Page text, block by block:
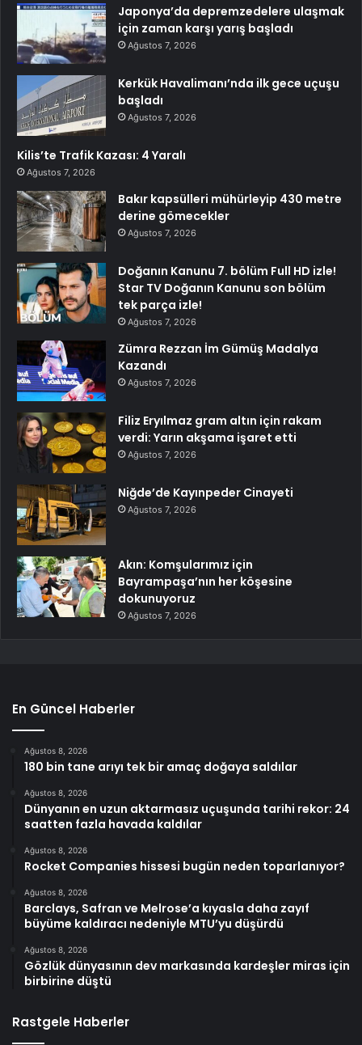
Japonya’da depremzedelere ulaşmak
için zaman karşı yarış başladı
Ağustos 7, 2026
Kerkük Havalimanı’nda ilk gece uçuşu
başladı
Ağustos 7, 2026
Kilis’te Trafik Kazası: 4 Yaralı
Ağustos 7, 2026
Bakır kapsülleri mühürleyip 430 metre
derine gömecekler
Ağustos 7, 2026
Doğanın Kanunu 7. bölüm Full HD izle!
Star TV Doğanın Kanunu son bölüm
tek parça izle!
Ağustos 7, 2026
Zümra Rezzan İm Gümüş Madalya
Kazandı
Ağustos 7, 2026
Filiz Eryılmaz gram altın için rakam
verdi: Yarın akşama işaret etti
Ağustos 7, 2026
Niğde’de Kayınpeder Cinayeti
Ağustos 7, 2026
Akın: Komşularımız için
Bayrampaşa’nın her köşesine
dokunuyoruz
Ağustos 7, 2026
En Güncel Haberler
Ağustos 8, 2026
180 bin tane arıyı tek bir amaç doğaya saldılar
Ağustos 8, 2026
Dünyanın en uzun aktarmasız uçuşunda tarihi rekor: 24
saatten fazla havada kaldılar
Ağustos 8, 2026
Rocket Companies hissesi bugün neden toparlanıyor?
Ağustos 8, 2026
Barclays, Safran ve Melrose’a kıyasla daha zayıf
büyüme kaldıracı nedeniyle MTU’yu düşürdü
Ağustos 8, 2026
Gözlük dünyasının dev markasında kardeşler miras için
birbirine düştü
Rastgele Haberler